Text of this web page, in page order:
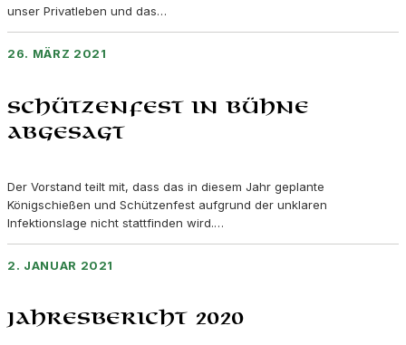
unser Privatleben und das…
26. MÄRZ 2021
Schützenfest in Bühne
abgesagt
Der Vorstand teilt mit, dass das in diesem Jahr geplante
Königschießen und Schützenfest aufgrund der unklaren
Infektionslage nicht stattfinden wird.…
2. JANUAR 2021
Jahresbericht 2020